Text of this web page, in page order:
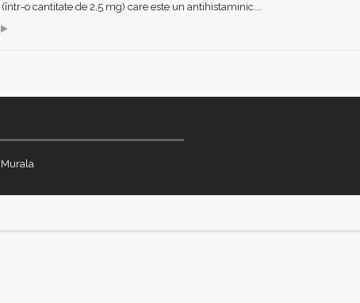
o cantitate de 2,5 mg) care este un antihistaminic...